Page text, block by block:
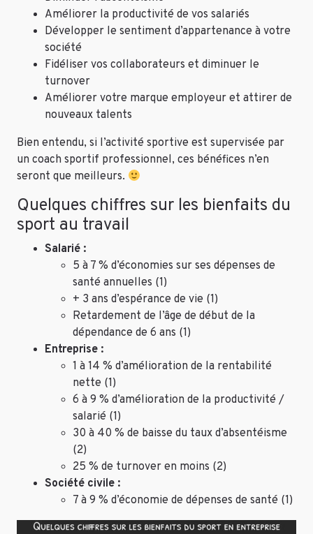
Améliorer la productivité de vos salariés
Développer le sentiment d’appartenance à votre
société
Fidéliser vos collaborateurs et diminuer le
turnover
Améliorer votre marque employeur et attirer de
nouveaux talents
Bien entendu, si l’activité sportive est supervisée par
un coach sportif professionnel, ces bénéfices n’en
seront que meilleurs.
Quelques chiffres sur les bienfaits du
sport au travail
Salarié :
5 à 7 % d’économies sur ses dépenses de
santé annuelles (1)
+ 3 ans d’espérance de vie (1)
Retardement de l’âge de début de la
dépendance de 6 ans (1)
Entreprise :
1 à 14 % d’amélioration de la rentabilité
nette (1)
6 à 9 % d’amélioration de la productivité /
salarié (1)
30 à 40 % de baisse du taux d’absentéisme
(2)
25 % de turnover en moins (2)
Société civile :
7 à 9 % d’économie de dépenses de santé (1)